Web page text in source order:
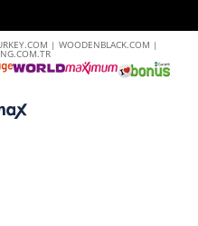
| WOODENBLACK.COM |